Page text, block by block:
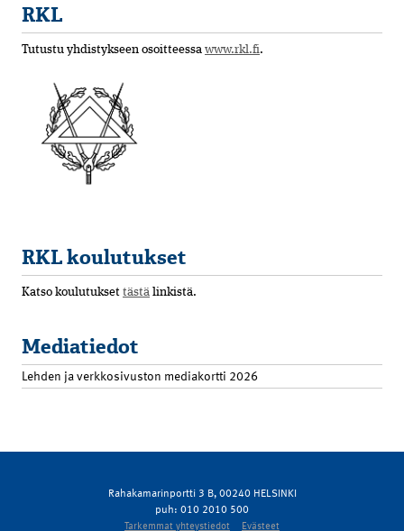
RKL
Tutustu yhdistykseen osoitteessa www.rkl.fi.
RKL koulutukset
Katso koulutukset tästä linkistä.
Mediatiedot
Lehden ja verkkosivuston mediakortti 2026
Rahakamarinportti 3 B, 00240 HELSINKI
puh: 010 2010 500
Tarkemmat yhteystiedot Evästeet